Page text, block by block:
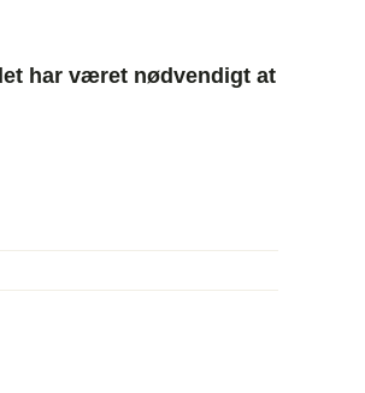
har været nødvendigt at